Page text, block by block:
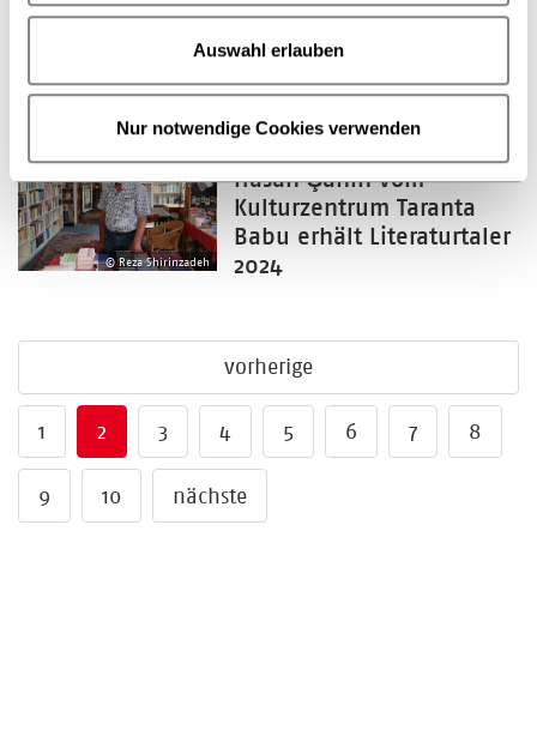
Auswahl erlauben
Nur notwendige Cookies verwenden
© Monique Wüstenhagen
ab 2026
© Reza Shirinzadeh
29.07.2024
Hasan Şahin vom
Kulturzentrum Taranta
Babu erhält Literaturtaler
2024
vorherige
1 2 3 4 5 6 7 8
9 10 nächste